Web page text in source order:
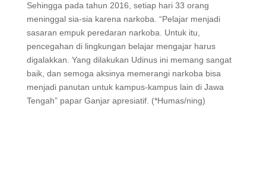
Sehingga pada tahun 2016, setiap hari 33 orang
meninggal sia-sia karena narkoba. “Pelajar menjadi
sasaran empuk peredaran narkoba. Untuk itu,
pencegahan di lingkungan belajar mengajar harus
digalakkan. Yang dilakukan Udinus ini memang sangat
baik, dan semoga aksinya memerangi narkoba bisa
menjadi panutan untuk kampus-kampus lain di Jawa
Tengah” papar Ganjar apresiatif. (*Humas/ning)